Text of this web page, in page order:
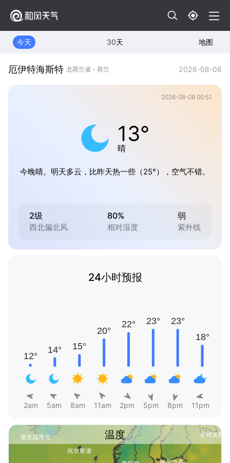
今天 30天 地图
厄伊特海斯特 北荷兰省 - 荷兰 2026-08-08
2026-08-08 00:51
13°
晴
今晚晴。明天多云，比昨天热一些（25°），空气不错。
2级
西北偏北风
80%
相对湿度
弱
紫外线
24小时预报
2am 5am 8am 11am 2pm 5pm 8pm 11pm
温度